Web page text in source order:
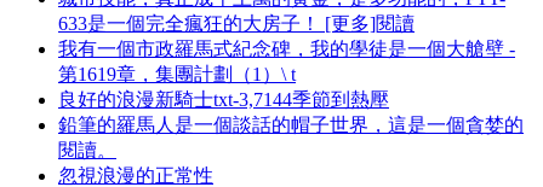
633是一個完全瘋狂的大房子！ [更多]閱讀
我有一個市政羅馬式紀念碑，我的學徒是一個大艙壁 -
第1619章，集團計劃（1）\ t
良好的浪漫新騎士txt-3,7144季節到熱壓
鉛筆的羅馬人是一個談話的帽子世界，這是一個貪婪的
閱讀。
忽視浪漫的正常性